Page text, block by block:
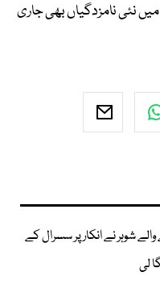
میں نئی نامزدگیاں بھی جاری
شوہر نے انکار پر سسرال کے
لی